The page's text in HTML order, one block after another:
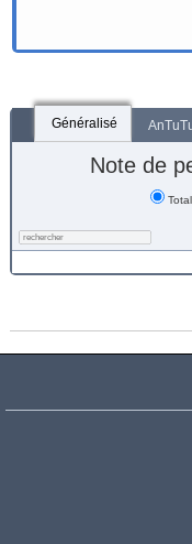
Généralisé
Note de
Total